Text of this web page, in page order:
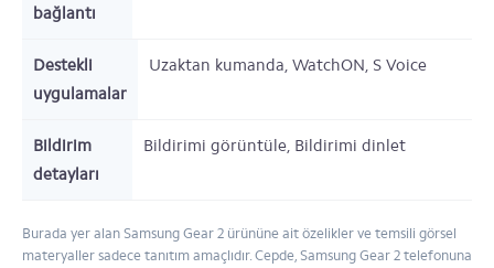
bağlantı
Destekli
uygulamalar
Uzaktan kumanda, WatchON, S Voice
Bildirim
detayları
Bildirimi görüntüle, Bildirimi dinlet
Burada yer alan Samsung Gear 2 ürününe ait özelikler ve temsili görsel
materyaller sadece tanıtım amaçlıdır. Cepde, Samsung Gear 2 telefonuna